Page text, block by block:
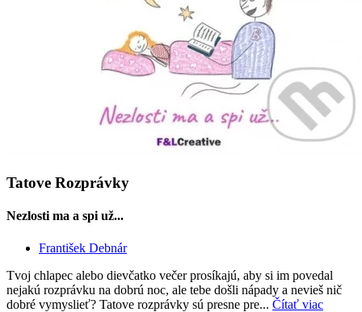
Tatove Rozprávky
Nezlosti ma a spi už...
František Debnár
Tvoj chlapec alebo dievčatko večer prosíkajú, aby si im povedal
nejakú rozprávku na dobrú noc, ale tebe došli nápady a nevieš nič
dobré vymyslieť? Tatove rozprávky sú presne pre... Čítať viac